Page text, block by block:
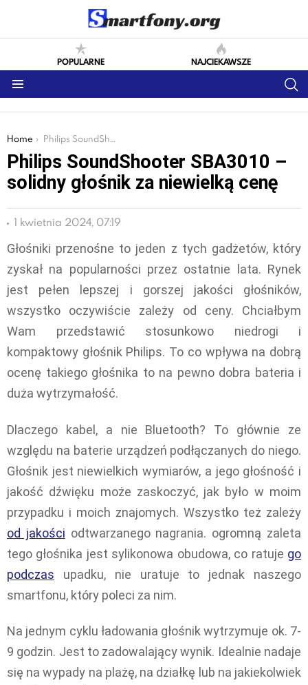
POPULARNE NAJCIEKAWSZE
You are here:
Home Philips SoundShooter SBA3010 – solidny głośnik za niewielką cenę
Philips SoundShooter SBA3010 –
solidny głośnik za niewielką cenę
1 kwietnia 2024, 07:19
Głośniki przenośne to jeden z tych gadżetów, który
zyskał na popularności przez ostatnie lata. Rynek
jest pełen lepszej i gorszej jakości głośników,
wszystko oczywiście zależy od ceny. Chciałbym
Wam przedstawić stosunkowo niedrogi i
kompaktowy głośnik Philips. To co wpływa na dobrą
ocenę takiego głośnika to na pewno dobra bateria i
duża wytrzymałość.
Dlaczego kabel, a nie Bluetooth? To głównie ze
względu na baterie urządzeń podłączanych do niego.
Głośnik jest niewielkich wymiarów, a jego głośność i
jakość dźwięku może zaskoczyć, jak było w moim
przypadku i moich znajomych. Wszystko też zależy
od jakości odtwarzanego nagrania. ogromną zaleta
tego głośnika jest sylikonowa obudowa, co ratuje go
podczas upadku, nie uratuje to jednak naszego
smartfonu, który poleci za nim.
Na jednym cyklu ładowania głośnik wytrzymuje ok. 7-
9 godzin. Jest to zadowalający wynik. Idealnie nadaje
się na wypady na plażę, na działkę lub na jakiekolwiek